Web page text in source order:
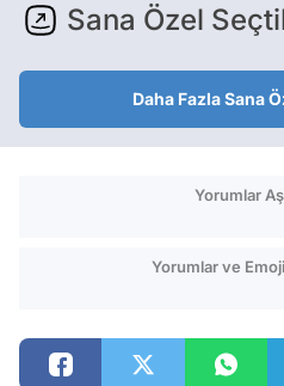
Sana Özel
Daha Fazla Sana
Yorumlar
Yorumlar ve